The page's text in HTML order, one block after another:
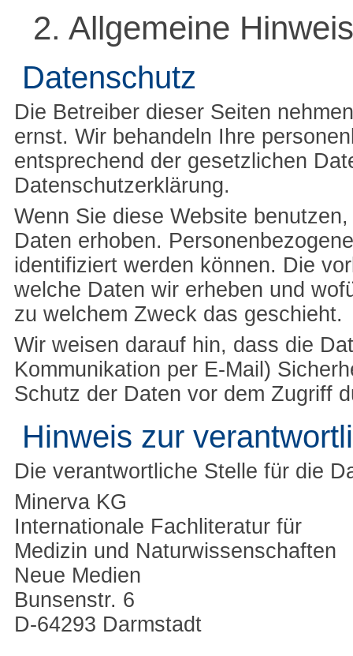
2. Allgemeine
Datenschutz
Die Betreiber dieser Seiten
ernst. Wir behandeln Ihre
entsprechend der gesetzlichen
Datenschutzerklärung.
Wenn Sie diese Website
Daten erhoben.
identifiziert werden können. Die
welche Daten wir erheben und
zu welchem Zweck das geschieht.
Wir weisen darauf hin, dass die
Kommunikation per E-Mail)
Schutz der Daten vor dem Zugriff
Hinweis zur
Die verantwortliche Stelle für die
Minerva KG
Internationale Fachliteratur für
Medizin und Naturwissenschaften
Neue Medien
Bunsenstr. 6
D-64293 Darmstadt